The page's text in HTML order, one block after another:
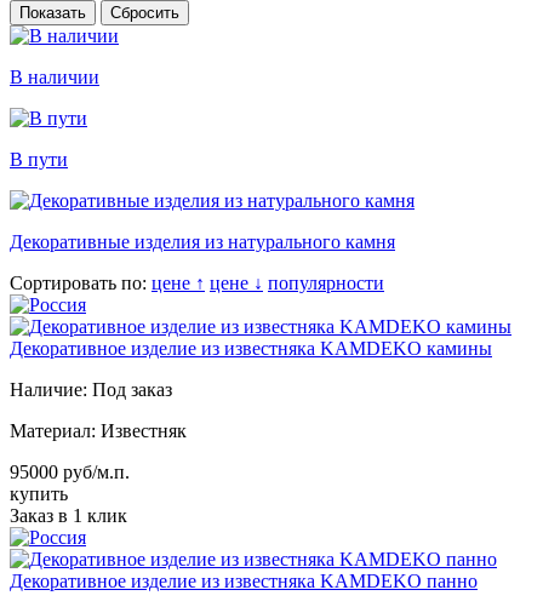
Сбросить
В наличии
В пути
Декоративные изделия из натурального камня
Сортировать по: цене ↑ цене ↓ популярности
Декоративное изделие из известняка KAMDEKO камины
Наличие: Под заказ
Материал: Известняк
95000 руб/м.п.
купить
Заказ в 1 клик
Декоративное изделие из известняка KAMDEKO панно